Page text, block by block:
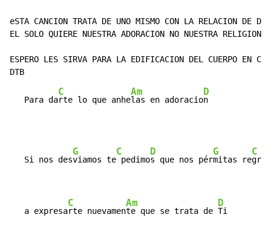
eSTA CANCION TRATA DE UNO MISMO CON LA RELACION DE
EL SOLO QUIERE NUESTRA ADORACION NO NUESTRA RELIGION
ESPERO LES SIRVA PARA LA EDIFICACION DEL CUERPO EN
   Para da
C
rte lo que anhe
Am
las en adoracio
D
   Si nos des
G
viamos te
C
pedimo
D
s que nos pér
G
mitas re
C
gres
   a expresa
C
rte nuevamen
Am
te que se trata de
D
Ti